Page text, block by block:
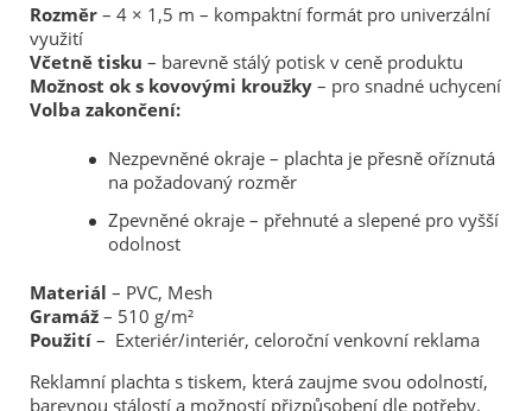
Rozměr – 4 × 1,5 m – kompaktní formát pro univerzální
využití
Včetně tisku – barevně stálý potisk v ceně produktu
Možnost ok s kovovými kroužky – pro snadné uchycení
Volba zakončení:
Nezpevněné okraje – plachta je přesně oříznutá
na požadovaný rozměr
Zpevněné okraje – přehnuté a slepené pro vyšší
odolnost
Materiál – PVC, Mesh
Gramáž – 510 g/m²
Použití – Exteriér/interiér, celoroční venkovní reklama
Reklamní plachta s tiskem, která zaujme svou odolností,
barevnou stálostí a možností přizpůsobení dle potřeby.